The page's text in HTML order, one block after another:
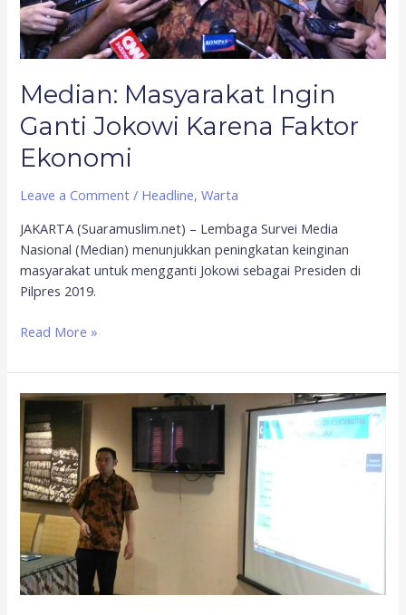
Median: Masyarakat Ingin
Ganti Jokowi Karena Faktor
Ekonomi
Leave a Comment / Headline,Warta
JAKARTA (Suaramuslim.net) – Lembaga Survei Media
Nasional (Median) menunjukkan peningkatan keinginan
masyarakat untuk mengganti Jokowi sebagai Presiden di
Pilpres 2019.
Read More »
Survei
Median:
Keinginan
Ganti
Presiden
Semakin
Kuat